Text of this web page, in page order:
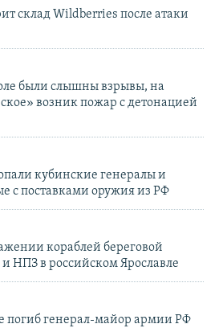
склад Wildberries после атаки
были слышны взрывы, на
возник пожар с детонацией
кубинские генералы и
с поставками оружия из РФ
кораблей береговой
НПЗ в российском Ярославле
погиб генерал-майор армии РФ